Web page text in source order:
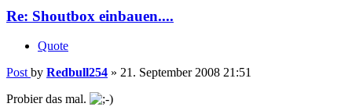
Re: Shoutbox einbauen....
Quote
Post by Redbull254 » 21. September 2008 21:51
Probier das mal.